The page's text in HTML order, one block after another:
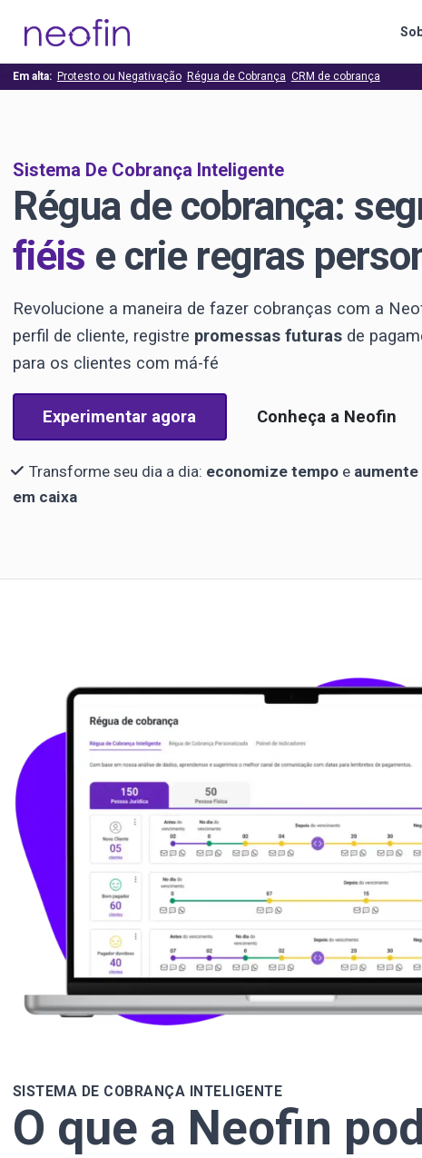
Em alta: Protesto ou Negativação Régua de Cobrança CRM de cobrança
Sistema De Cobrança Inteligente
Régua de cobrança:
fiéis e crie regras
Revolucione a maneira de fazer cobranças com a
perfil de cliente, registre promessas futurasde
para os clientes com má-fé
Experimentar agora Conheça a Neofin
Transforme seu dia a dia: economize tempoe
em caixa
SISTEMA DE COBRANÇA INTELIGENTE
O que a Neofin